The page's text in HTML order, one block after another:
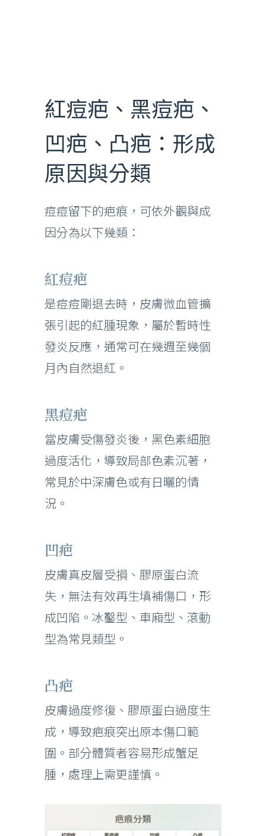
紅痘疤、黑痘疤、
凹疤、凸疤：形成
原因與分類
痘痘留下的疤痕，可依外觀與成
因分為以下幾類：
紅痘疤
是痘痘剛退去時，皮膚微血管擴
張引起的紅腫現象，屬於暫時性
發炎反應，通常可在幾週至幾個
月內自然退紅。
黑痘疤
當皮膚受傷發炎後，黑色素細胞
過度活化，導致局部色素沉著，
常見於中深膚色或有日曬的情
況。
凹疤
皮膚真皮層受損、膠原蛋白流
失，無法有效再生填補傷口，形
成凹陷。冰鑿型、車廂型、滾動
型為常見類型。
凸疤
皮膚過度修復、膠原蛋白過度生
成，導致疤痕突出原本傷口範
圍。部分體質者容易形成蟹足
腫，處理上需更謹慎。